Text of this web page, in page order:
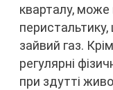
кварталу,
зайвий газ.
регулярні
при здутті